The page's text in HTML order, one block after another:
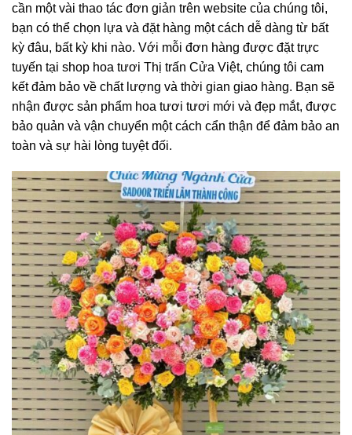
cần một vài thao tác đơn giản trên website của chúng tôi,
bạn có thể chọn lựa và đặt hàng một cách dễ dàng từ bất
kỳ đâu, bất kỳ khi nào. Với mỗi đơn hàng được đặt trực
tuyến tại shop hoa tươi Thị trấn Cửa Việt, chúng tôi cam
kết đảm bảo về chất lượng và thời gian giao hàng. Bạn sẽ
nhận được sản phẩm hoa tươi tươi mới và đẹp mắt, được
bảo quản và vận chuyển một cách cẩn thận để đảm bảo an
toàn và sự hài lòng tuyệt đối.